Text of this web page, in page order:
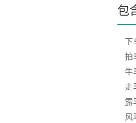
包
下
拍
牛
走
露
风